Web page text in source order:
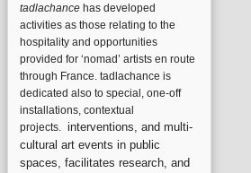
tadlachance has developed
activities as those relating to the
hospitality and opportunities
provided for ‘nomad’ artists en route
through France. tadlachance is
dedicated also to special, one-off
installations, contextual
projects. interventions, and multi-
cultural art events in public
spaces, facilitates research, and